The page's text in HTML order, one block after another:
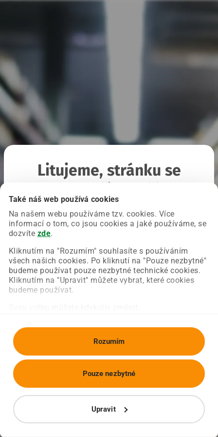
Také náš web používá cookies
Na našem webu používáme tzv. cookies. Více
informací o tom, co jsou cookies a jaké používáme, se
dozvíte zde.
Kliknutím na "Rozumím" souhlasíte s používáním
všech našich cookies. Po kliknutí na "Pouze nezbytné"
budeme používat pouze nezbytné technické cookies.
Kliknutím na "Upravit" můžete vybrat, které cookies
budeme používat.
Rozumím
Upravit
Pouze nezbytné
Litujeme, stránku se
Chyba nastala na naší straně a už ji opravujeme.
Zkuste prosím znovu načíst požadovanou stránku.
Obnovit stránku Úvodní strana